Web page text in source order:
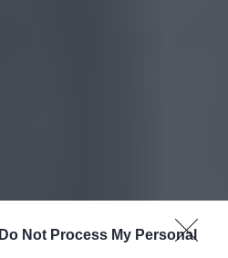
Do Not Process My Personal